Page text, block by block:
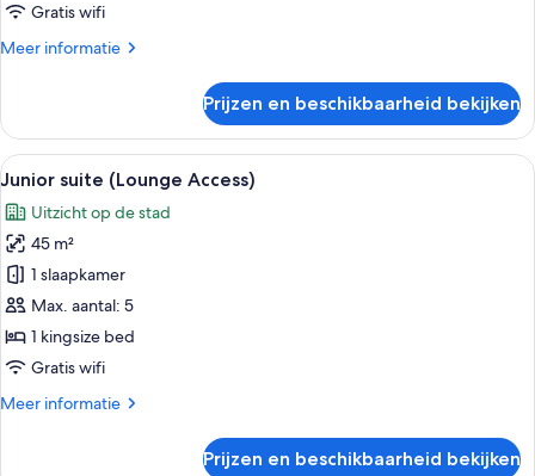
Gratis wifi
Meer informatie
Meer
Prijzen en beschikbaarheid bekijken
Alle
foto's
voor
Junior
suite
(Lounge
Access)
laden
Een moderne hotelkamer met een
8
Junior suite (Lounge Access)
Uitzicht op de stad
45 m²
1 slaapkamer
Max. aantal: 5
1 kingsize bed
Gratis wifi
Meer informatie
Meer
Prijzen en beschikbaarheid bekijken